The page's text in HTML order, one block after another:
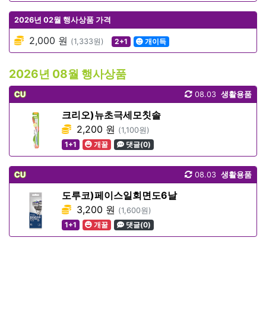
2026년 02월 행사상품 가격
2,000 원 (1,333원) 2+1 개이득
2026년 08월 행사상품
CU 생활용품
08.03
크리오)뉴초극세모칫솔
2,200 원 (1,100원)
1+1
개꿀 댓글(0)
CU 생활용품
08.03
도루코)페이스일회면도6날
3,200 원 (1,600원)
1+1
개꿀 댓글(0)